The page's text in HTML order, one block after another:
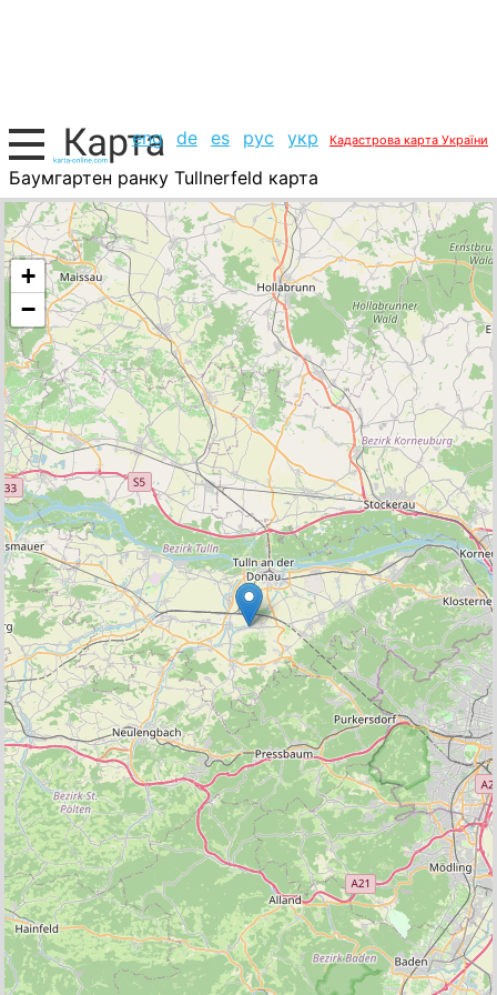
eng de es рус укр Кадастрова карта України
Баумгартен ранку Tullnerfeld карта
Австрія, список міст
+
−